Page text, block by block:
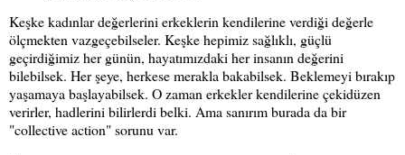
Keşke kadınlar değerlerini erkeklerin kendilerine verdiği değerle
ölçmekten vazgeçebilseler. Keşke hepimiz sağlıklı, güçlü
geçirdiğimiz her günün, hayatımızdaki her insanın değerini
bilebilsek. Her şeye, herkese merakla bakabilsek. Beklemeyi bırakıp
yaşamaya başlayabilsek. O zaman erkekler kendilerine çekidüzen
verirler, hadlerini bilirlerdi belki. Ama sanırım burada da bir
"collective action" sorunu var.